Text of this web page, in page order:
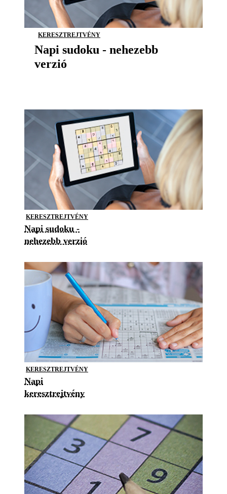
KERESZTREJTVÉNY
Napi sudoku - nehezebb
verzió
KERESZTREJTVÉNY
Napi sudoku -
nehezebb verzió
KERESZTREJTVÉNY
Napi
keresztrejtvény